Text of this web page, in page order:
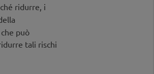
ridurre, i
può
tali rischi